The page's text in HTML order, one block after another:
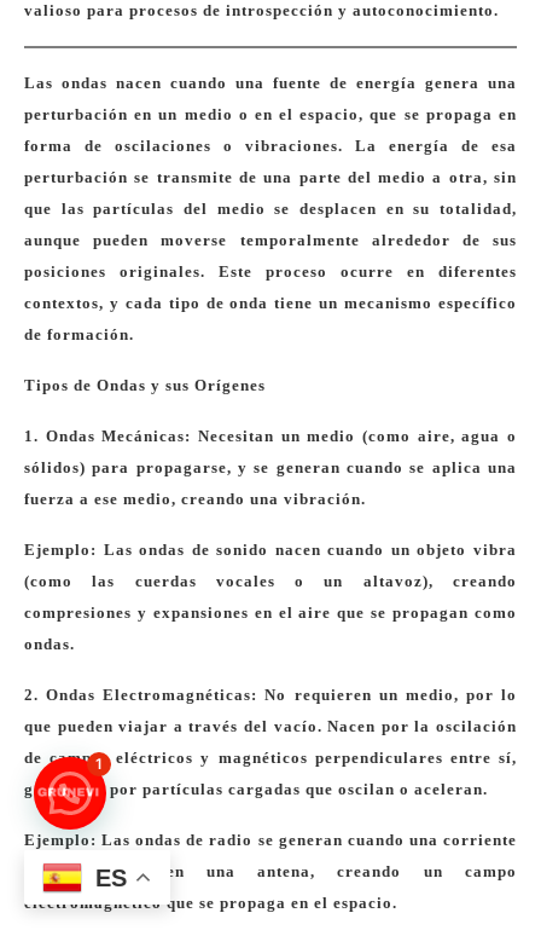
valioso para procesos de introspección y autoconocimiento.
Las ondas nacen cuando una fuente de energía genera una
perturbación en un medio o en el espacio, que se propaga en
forma de oscilaciones o vibraciones. La energía de esa
perturbación se transmite de una parte del medio a otra, sin
que las partículas del medio se desplacen en su totalidad,
aunque pueden moverse temporalmente alrededor de sus
posiciones originales. Este proceso ocurre en diferentes
contextos, y cada tipo de onda tiene un mecanismo específico
de formación.
Tipos de Ondas y sus Orígenes
1. Ondas Mecánicas: Necesitan un medio (como aire, agua o
sólidos) para propagarse, y se generan cuando se aplica una
fuerza a ese medio, creando una vibración.
Ejemplo: Las ondas de sonido nacen cuando un objeto vibra
(como las cuerdas vocales o un altavoz), creando
compresiones y expansiones en el aire que se propagan como
ondas.
2. Ondas Electromagnéticas: No requieren un medio, por lo
que pueden viajar a través del vacío. Nacen por la oscilación
de campos eléctricos y magnéticos perpendiculares entre sí,
generados por partículas cargadas que oscilan o aceleran.
Ejemplo: Las ondas de radio se generan cuando una corriente
alterna fluye en una antena, creando un campo
electromagnético que se propaga en el espacio.
ES
1